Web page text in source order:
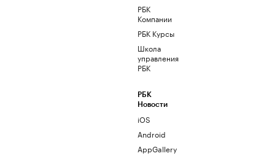
РБК
Компании
РБК Курсы
Школа
управления
РБК
РБК
Новости
iOS
Android
AppGallery